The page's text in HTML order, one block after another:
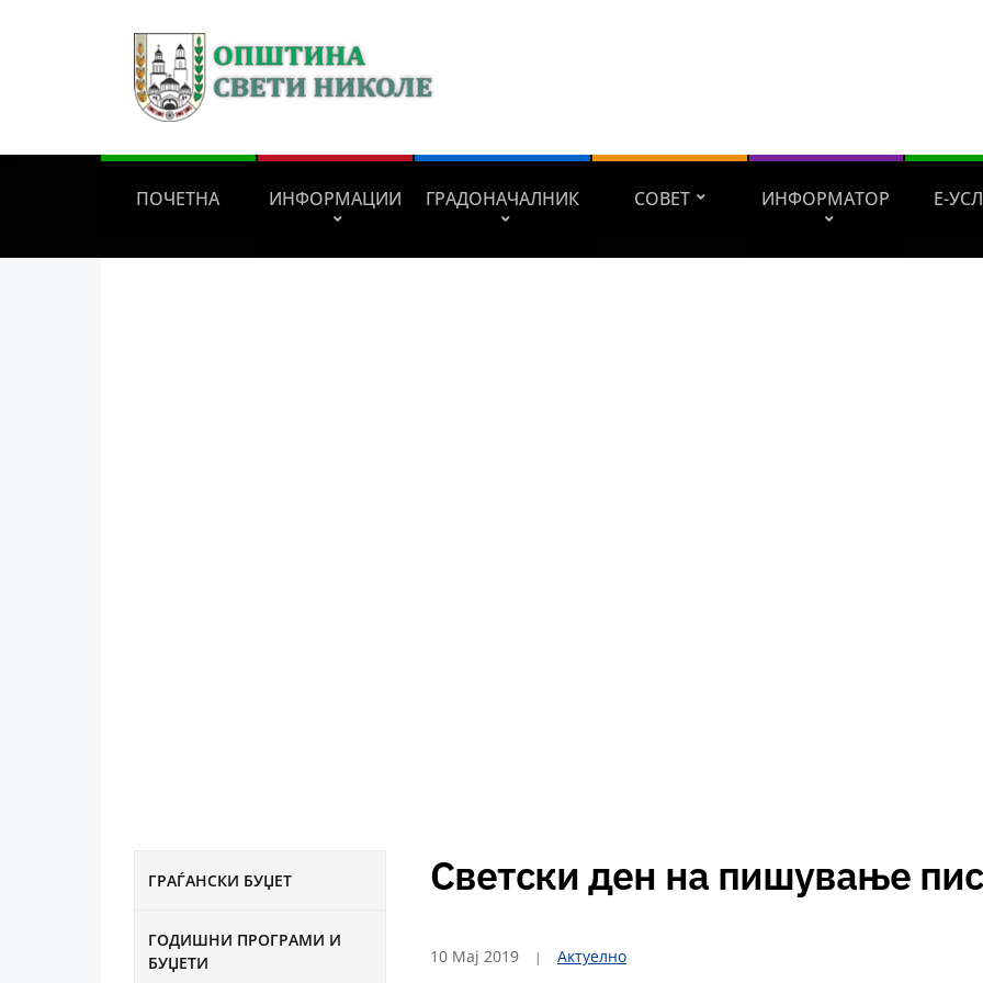
ПОЧЕТНА ИНФОРМАЦИИ ГРАДОНАЧАЛНИК СОВЕТ ИНФОРМАТОР Е-
ГРАЃАНСКИ БУЏЕТ
ГОДИШНИ ПРОГРАМИ И
БУЏЕТИ
Светски ден на пишување
10 Мај 2019 Актуелно